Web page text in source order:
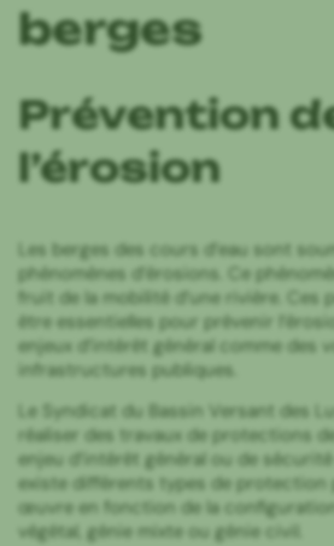
berges
Prévention
l’érosion
Les berges des cours d’eau sont
phénomènes d’érosions. Ce
fruit de la mobilité d’une rivière. Ces
être essentielles pour prévenir
enjeux d’intérêt général comme des
infrastructures publiques.
Le Syndicat du Bassin Versant des
réaliser des travaux de protections
enjeu d’intérêt général ou de sécurité
existe différents types de protection
œuvre en fonction de la
végétal, génie mixte ou génie civil.